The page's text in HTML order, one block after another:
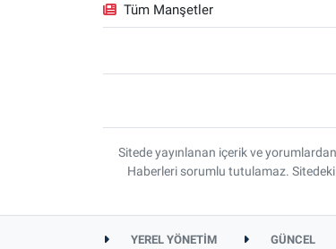
Tüm Manşetler
Sitede yayınlanan içerik ve
Haberleri sorumlu tutulamaz. Sitedeki
YEREL YÖNETİM GÜNCEL